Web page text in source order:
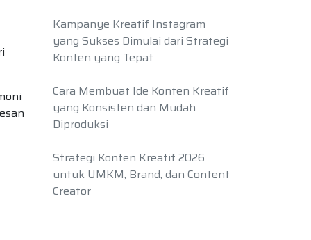
Kampanye Kreatif Instagram
yang Sukses Dimulai dari Strategi
Konten yang Tepat
Cara Membuat Ide Konten Kreatif
yang Konsisten dan Mudah
Diproduksi
Strategi Konten Kreatif 2026
untuk UMKM, Brand, dan Content
Creator